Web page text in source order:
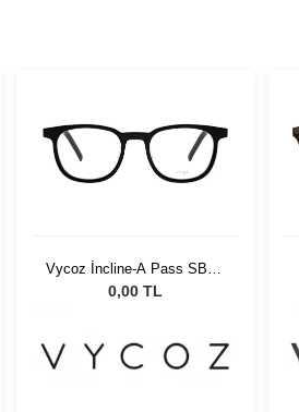
Vycoz İncline-A Pass SBLK
50-19
0,00 TL